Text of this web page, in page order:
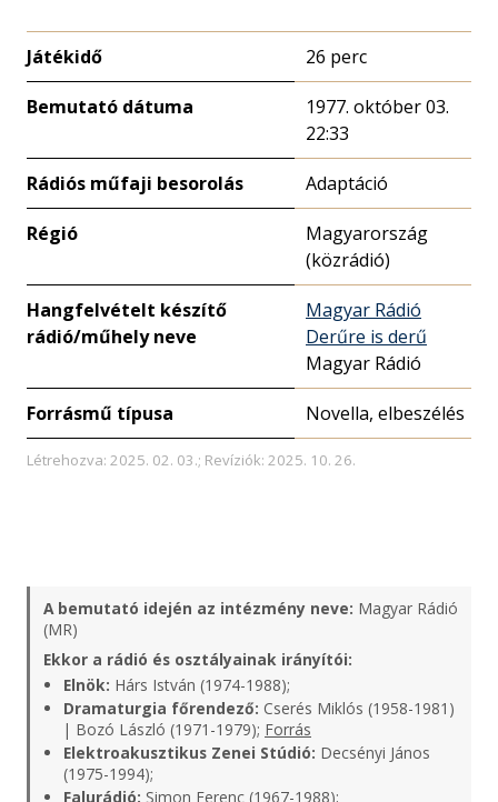
Játékidő 26 perc
Bemutató dátuma
1977. október 03.
22:33
Rádiós műfaji besorolás Adaptáció
Régió
Magyarország
(közrádió)
Hangfelvételt készítő
rádió/műhely neve
Magyar Rádió
Derűre is derű
Magyar Rádió
Forrásmű típusa Novella, elbeszélés
Létrehozva: 2025. 02. 03.; Revíziók: 2025. 10. 26.
A bemutató idején az intézmény neve: Magyar Rádió
(MR)
Ekkor a rádió és osztályainak irányítói:
Elnök: Hárs István (1974-1988);
Dramaturgia főrendező: Cserés Miklós (1958-1981)
| Bozó László (1971-1979); Forrás
Elektroakusztikus Zenei Stúdió: Decsényi János
(1975-1994);
Falurádió: Simon Ferenc (1967-1988);